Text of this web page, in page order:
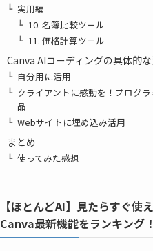
実用編
10. 名簿比較ツール
11. 価格計算ツール
Canva AIコーディングの具体的
自分用に活用
クライアントに感動を！プログ
品
Webサイトに埋め込み活用
まとめ
使ってみた感想
【ほとんどAI】見たらすぐ使
Canva最新機能をランキング！